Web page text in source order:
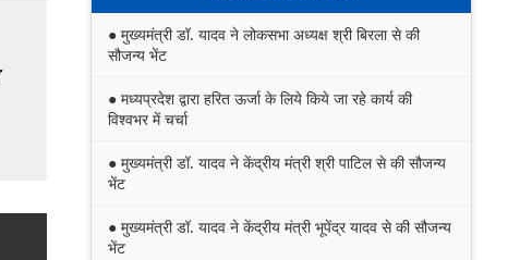
● मुख्यमंत्री डॉ. यादव ने लोकसभा अध्यक्ष श्री बिरला से की
सौजन्य भेंट
● मध्यप्रदेश द्वारा हरित ऊर्जा के लिये किये जा रहे कार्य की
विश्वभर में चर्चा
● मुख्यमंत्री डॉ. यादव ने केंद्रीय मंत्री श्री पाटिल से की सौजन्य
भेंट
● मुख्यमंत्री डॉ. यादव ने केंद्रीय मंत्री भूपेंद्र यादव से की सौजन्य
भेंट